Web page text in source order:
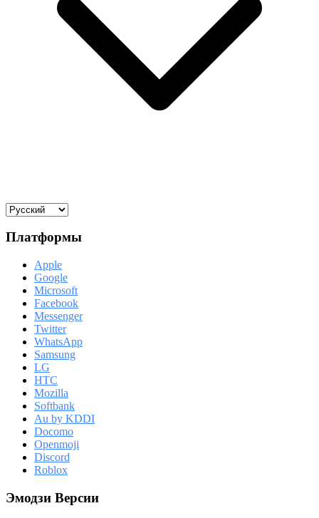
Платформы
Apple
Google
Microsoft
Facebook
Messenger
Twitter
WhatsApp
Samsung
LG
HTC
Mozilla
Softbank
Au by KDDI
Docomo
Openmoji
Discord
Roblox
Эмодзи Версии